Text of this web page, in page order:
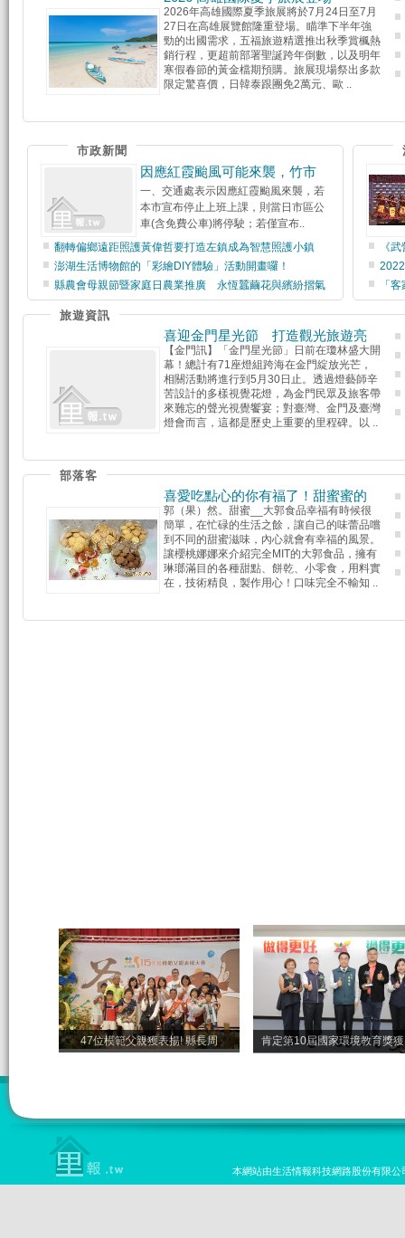
2026年高雄國際夏季旅展將於7月24日至7月
27日在高雄展覽館隆重登場。瞄準下半年強
勁的出國需求，五福旅遊精選推出秋季賞楓熱
銷行程，更超前部署聖誕跨年倒數，以及明年
寒假春節的黃金檔期預購。旅展現場祭出多款
限定驚喜價，日韓泰跟團免2萬元、歐 ..
市政新聞
因應紅霞颱風可能來襲，竹市
一、交通處表示因應紅霞颱風來襲，若
本市宣布停止上班上課，則當日市區公
車(含免費公車)將停駛；若僅宣布..
翻轉偏鄉遠距照護黃偉哲要打造左鎮成為智慧照護小鎮
澎湖生活博物館的「彩繪DIY體驗」活動開畫囉！
縣農會母親節暨家庭日農業推廣 永恆蠶繭花與繽紛摺氣
《
「
旅遊資訊
喜迎金門星光節 打造觀光旅遊亮
【金門訊】「金門星光節」日前在瓊林盛大開
幕！總計有71座燈組跨海在金門綻放光芒，
相關活動將進行到5月30日止。透過燈藝師辛
苦設計的多樣視覺花燈，為金門民眾及旅客帶
來難忘的聲光視覺饗宴；對臺灣、金門及臺灣
燈會而言，這都是歷史上重要的里程碑。以 ..
部落客
喜愛吃點心的你有福了！甜蜜蜜的
郭（果）然。甜蜜__大郭食品幸福有時候很
簡單，在忙碌的生活之餘，讓自己的味蕾品嚐
到不同的甜蜜滋味，內心就會有幸福的風景。
讓櫻桃娜娜來介紹完全MIT的大郭食品，擁有
琳瑯滿目的各種甜點、餅乾、小零食，用料實
在，技術精良，製作用心！口味完全不輸知 ..
47位模範父親獲表揚! 縣長周 肯定第10屆國家環境教育獎
本網站由生活情報科技網路股份有限